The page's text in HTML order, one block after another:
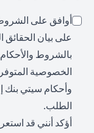
أوافق على الشروط
على بيان الحقائق
بالشروط
الخصوصية
وأحكام سيتي بنك
الطلب.
أؤكد أنني قد